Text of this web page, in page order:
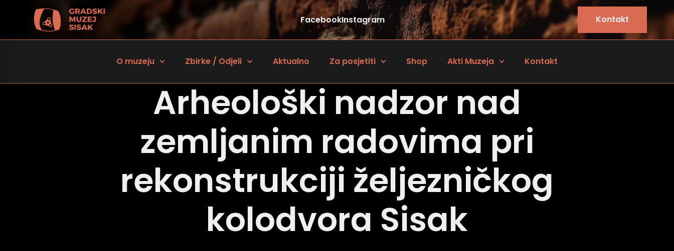
FacebookInstagram Kontakt
O muzeju Zbirke / Odjeli Aktualno Za posjetiti Shop Akti Muzeja Kontakt
Arheološki nadzor nad
zemljanim radovima pri
rekonstrukciji željezničkog
kolodvora Sisak